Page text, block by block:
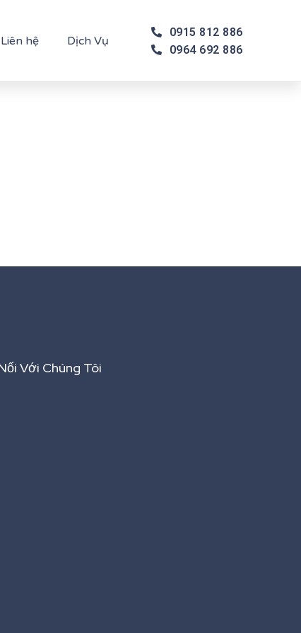
Liên hệ Dịch Vụ
0915 812 886
0964 692 886
Với Chúng Tôi